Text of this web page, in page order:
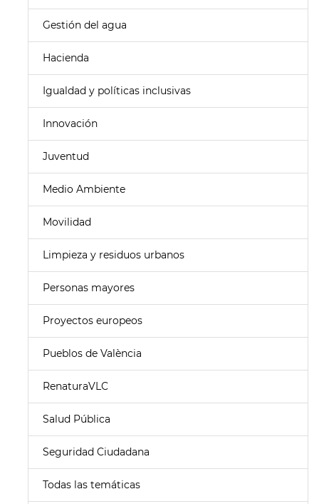
Gestión del agua
Hacienda
Igualdad y políticas inclusivas
Innovación
Juventud
Medio Ambiente
Movilidad
Limpieza y residuos urbanos
Personas mayores
Proyectos europeos
Pueblos de València
RenaturaVLC
Salud Pública
Seguridad Ciudadana
Todas las temáticas